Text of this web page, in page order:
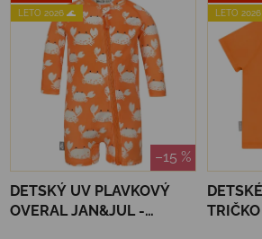
LETO 2026 🌊
–15 %
DETSKÝ UV PLAVKOVÝ
OVERAL JAN&JUL -
LETO